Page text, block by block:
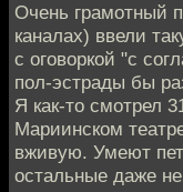
Очень грамотный
каналах) ввели
с оговоркой "с
пол-эстрады бы
Я как-то смотрел
Мариинском
вживую. Умеют
остальные даже